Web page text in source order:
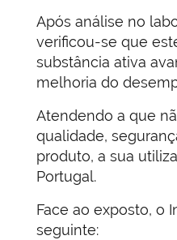
Após análise no
verificou-se que
substância ativa
melhoria do
Atendendo a que
qualidade,
produto, a sua
Portugal.
Face ao exposto, o
seguinte: